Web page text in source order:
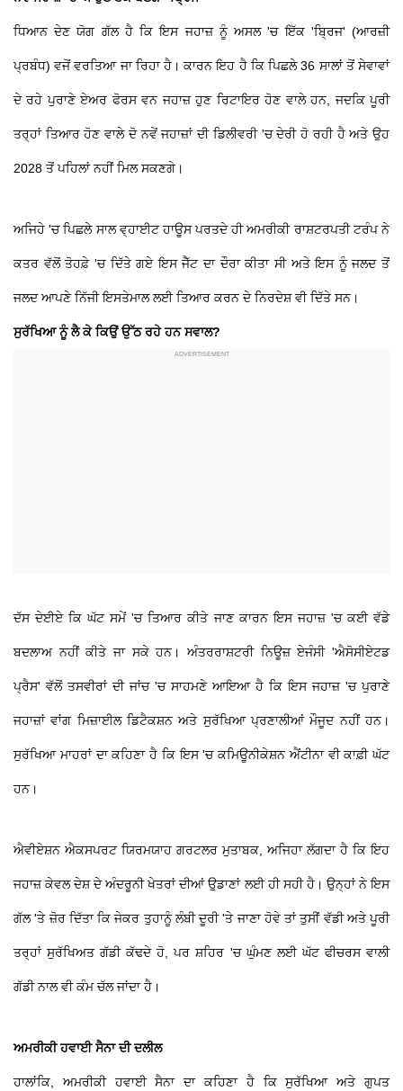
ਧਿਆਨ ਦੇਣ ਯੋਗ ਗੱਲ ਹੈ ਕਿ ਇਸ ਜਹਾਜ਼ ਨੂੰ ਅਸਲ 'ਚ ਇੱਕ 'ਬ੍ਰਿਜ' (ਆਰਜ਼ੀ
ਪ੍ਰਬੰਧ) ਵਜੋਂ ਵਰਤਿਆ ਜਾ ਰਿਹਾ ਹੈ। ਕਾਰਨ ਇਹ ਹੈ ਕਿ ਪਿਛਲੇ 36 ਸਾਲਾਂ ਤੋਂ ਸੇਵਾਵਾਂ
ਦੇ ਰਹੇ ਪੁਰਾਣੇ ਏਅਰ ਫੋਰਸ ਵਨ ਜਹਾਜ਼ ਹੁਣ ਰਿਟਾਇਰ ਹੋਣ ਵਾਲੇ ਹਨ, ਜਦਕਿ ਪੂਰੀ
ਤਰ੍ਹਾਂ ਤਿਆਰ ਹੋਣ ਵਾਲੇ ਦੋ ਨਵੇਂ ਜਹਾਜ਼ਾਂ ਦੀ ਡਿਲੀਵਰੀ 'ਚ ਦੇਰੀ ਹੋ ਰਹੀ ਹੈ ਅਤੇ ਉਹ
2028 ਤੋਂ ਪਹਿਲਾਂ ਨਹੀਂ ਮਿਲ ਸਕਣਗੇ।
ਅਜਿਹੇ 'ਚ ਪਿਛਲੇ ਸਾਲ ਵ੍ਹਾਈਟ ਹਾਊਸ ਪਰਤਦੇ ਹੀ ਅਮਰੀਕੀ ਰਾਸ਼ਟਰਪਤੀ ਟਰੰਪ ਨੇ
ਕਤਰ ਵੱਲੋਂ ਤੋਹਫ਼ੇ 'ਚ ਦਿੱਤੇ ਗਏ ਇਸ ਜੈੱਟ ਦਾ ਦੌਰਾ ਕੀਤਾ ਸੀ ਅਤੇ ਇਸ ਨੂੰ ਜਲਦ ਤੋਂ
ਜਲਦ ਆਪਣੇ ਨਿੱਜੀ ਇਸਤੇਮਾਲ ਲਈ ਤਿਆਰ ਕਰਨ ਦੇ ਨਿਰਦੇਸ਼ ਵੀ ਦਿੱਤੇ ਸਨ।
ਸੁਰੱਖਿਆ ਨੂੰ ਲੈ ਕੇ ਕਿਉਂ ਉੱਠ ਰਹੇ ਹਨ ਸਵਾਲ?
ਦੱਸ ਦੇਈਏ ਕਿ ਘੱਟ ਸਮੇਂ 'ਚ ਤਿਆਰ ਕੀਤੇ ਜਾਣ ਕਾਰਨ ਇਸ ਜਹਾਜ਼ 'ਚ ਕਈ ਵੱਡੇ
ਬਦਲਾਅ ਨਹੀਂ ਕੀਤੇ ਜਾ ਸਕੇ ਹਨ। ਅੰਤਰਰਾਸ਼ਟਰੀ ਨਿਊਜ਼ ਏਜੰਸੀ 'ਐਸੋਸੀਏਟਡ
ਪ੍ਰੈਸ' ਵੱਲੋਂ ਤਸਵੀਰਾਂ ਦੀ ਜਾਂਚ 'ਚ ਸਾਹਮਣੇ ਆਇਆ ਹੈ ਕਿ ਇਸ ਜਹਾਜ਼ 'ਚ ਪੁਰਾਣੇ
ਜਹਾਜ਼ਾਂ ਵਾਂਗ ਮਿਜ਼ਾਈਲ ਡਿਟੈਕਸ਼ਨ ਅਤੇ ਸੁਰੱਖਿਆ ਪ੍ਰਣਾਲੀਆਂ ਮੌਜੂਦ ਨਹੀਂ ਹਨ।
ਸੁਰੱਖਿਆ ਮਾਹਰਾਂ ਦਾ ਕਹਿਣਾ ਹੈ ਕਿ ਇਸ 'ਚ ਕਮਿਊਨੀਕੇਸ਼ਨ ਐਂਟੀਨਾ ਵੀ ਕਾਫ਼ੀ ਘੱਟ
ਹਨ।
ਐਵੀਏਸ਼ਨ ਐਕਸਪਰਟ ਯਿਰਮਯਾਹ ਗਰਟਲਰ ਮੁਤਾਬਕ, ਅਜਿਹਾ ਲੱਗਦਾ ਹੈ ਕਿ ਇਹ
ਜਹਾਜ਼ ਕੇਵਲ ਦੇਸ਼ ਦੇ ਅੰਦਰੂਨੀ ਖੇਤਰਾਂ ਦੀਆਂ ਉਡਾਣਾਂ ਲਈ ਹੀ ਸਹੀ ਹੈ। ਉਨ੍ਹਾਂ ਨੇ ਇਸ
ਗੱਲ 'ਤੇ ਜ਼ੋਰ ਦਿੱਤਾ ਕਿ ਜੇਕਰ ਤੁਹਾਨੂੰ ਲੰਬੀ ਦੂਰੀ 'ਤੇ ਜਾਣਾ ਹੋਵੇ ਤਾਂ ਤੁਸੀਂ ਵੱਡੀ ਅਤੇ ਪੂਰੀ
ਤਰ੍ਹਾਂ ਸੁਰੱਖਿਅਤ ਗੱਡੀ ਕੱਢਦੇ ਹੋ, ਪਰ ਸ਼ਹਿਰ 'ਚ ਘੁੰਮਣ ਲਈ ਘੱਟ ਫੀਚਰਸ ਵਾਲੀ
ਗੱਡੀ ਨਾਲ ਵੀ ਕੰਮ ਚੱਲ ਜਾਂਦਾ ਹੈ।
ਅਮਰੀਕੀ ਹਵਾਈ ਸੈਨਾ ਦੀ ਦਲੀਲ
ਹਾਲਾਂਕਿ, ਅਮਰੀਕੀ ਹਵਾਈ ਸੈਨਾ ਦਾ ਕਹਿਣਾ ਹੈ ਕਿ ਸੁਰੱਖਿਆ ਅਤੇ ਗੁਪਤ